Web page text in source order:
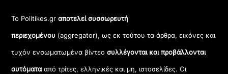
Το Politikes.grαποτελεί συσσωρευτή
περιεχομένου (aggregator), ως εκ τούτου τα άρθρα, εικόνες και
τυχόν ενσωματωμένα βίντεοσυλλέγονται και προβάλλονται
αυτόματααπό τρίτες, ελληνικές και μη, ιστοσελίδες. Οι